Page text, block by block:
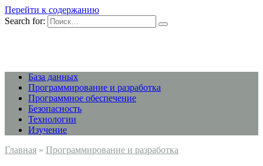
Перейти к содержанию
Search for:
База данных
Программирование и разработка
Программное обеспечение
Безопасность
Технологии
Изучение
Главная » Программирование и разработка